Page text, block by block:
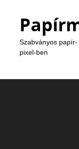
Szabványos
pixel-ben